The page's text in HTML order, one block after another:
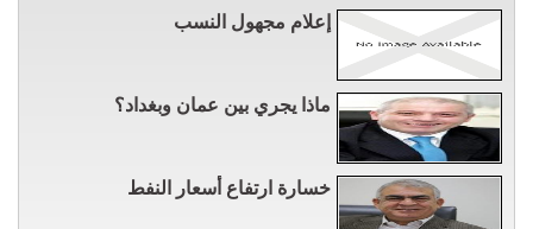
إعلام مجهول النسب
ماذا يجري بين عمان وبغداد؟
خسارة ارتفاع أسعار النفط